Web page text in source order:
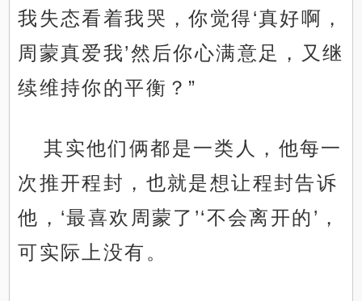
我失态看着我哭，你觉得‘真好啊，
周蒙真爱我’然后你心满意足，又继
续维持你的平衡？”
其实他们俩都是一类人，他每一
次推开程封，也就是想让程封告诉
他，‘最喜欢周蒙了’‘不会离开的’，
可实际上没有。